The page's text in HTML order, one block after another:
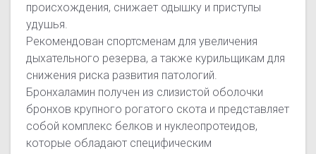
происхождения, снижает одышку и приступы
удушья.
Рекомендован спортсменам для увеличения
дыхательного резерва, а также курильщикам для
снижения риска развития патологий.
Бронхаламин получен из слизистой оболочки
бронхов крупного рогатого скота и представляет
собой комплекс белков и нуклеопротеидов,
которые обладают специфическим